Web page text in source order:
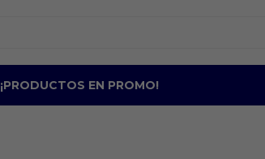
¡PRODUCTOS EN PROMO!